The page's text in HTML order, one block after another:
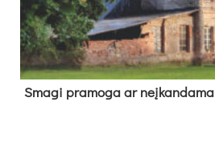
Sma­gi pra­mo­ga ar